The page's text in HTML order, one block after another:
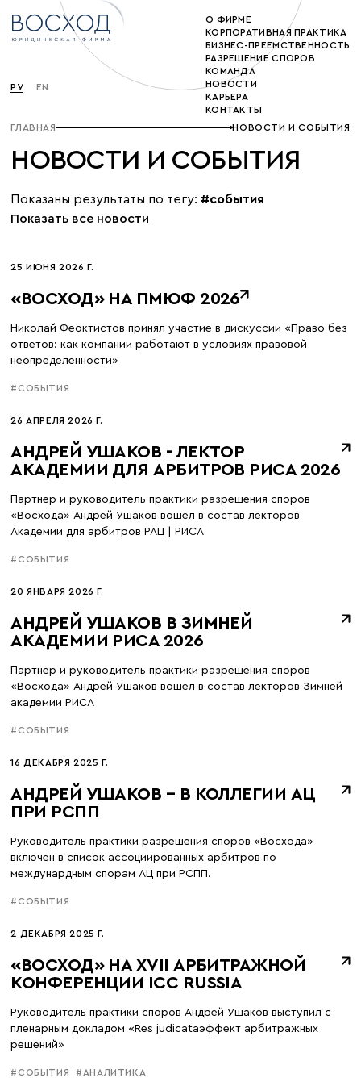
РУ EN
О ФИРМЕ
КОРПОРАТИВНАЯ ПРАКТИКА
БИЗНЕС-ПРЕЕМСТВЕННОСТЬ
РАЗРЕШЕНИЕ СПОРОВ
КОМАНДА
НОВОСТИ
КАРЬЕРА
КОНТАКТЫ
ГЛАВНАЯ
НОВОСТИ И СОБЫТИЯ
НОВОСТИ И СОБЫТИЯ
Показаны результаты по тегу: #события
Показать все новости
25 ИЮНЯ 2026 Г.
«ВОСХОД» НА ПМЮФ 2026
Николай Феоктистов принял участие в дискуссии «Право без
ответов: как компании работают в условиях правовой
неопределенности»
#СОБЫТИЯ
26 АПРЕЛЯ 2026 Г.
АНДРЕЙ УШАКОВ - ЛЕКТОР
АКАДЕМИИ ДЛЯ АРБИТРОВ РИСА 2026
Партнер и руководитель практики разрешения споров
«Восхода» Андрей Ушаков вошел в состав лекторов
Академии для арбитров РАЦ | РИСА
#СОБЫТИЯ
20 ЯНВАРЯ 2026 Г.
АНДРЕЙ УШАКОВ В ЗИМНЕЙ
АКАДЕМИИ РИСА 2026
Партнер и руководитель практики разрешения споров
«Восхода» Андрей Ушаков вошел в состав лекторов Зимней
академии РИСА
#СОБЫТИЯ
16 ДЕКАБРЯ 2025 Г.
АНДРЕЙ УШАКОВ – В КОЛЛЕГИИ АЦ
ПРИ РСПП
Руководитель практики разрешения споров «Восхода»
включен в список ассоциированных арбитров по
междунардным спорам АЦ при РСПП.
#СОБЫТИЯ
2 ДЕКАБРЯ 2025 Г.
«ВОСХОД» НА XVII АРБИТРАЖНОЙ
КОНФЕРЕНЦИИ ICC RUSSIA
Руководитель практики споров Андрей Ушаков выступил с
пленарным докладом «Res judicataэффект арбитражных
решений»
#СОБЫТИЯ #АНАЛИТИКА